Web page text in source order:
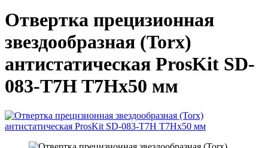
Отвертка прецизионная
звездообразная (Torx)
антистатическая ProsKit SD-
083-T7H T7Hx50 мм